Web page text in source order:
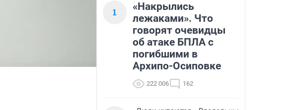
1
«Накрылись
лежаками». Что
говорят очевидцы
об атаке БПЛА с
погибшими в
Архипо-Осиповке
222 006 162